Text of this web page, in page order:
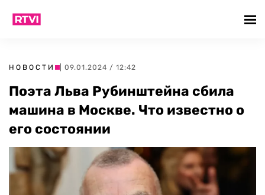
НОВОСТИ | 09.01.2024 / 12:42
Поэта Льва Рубинштейна сбила
машина в Москве. Что известно о
его состоянии